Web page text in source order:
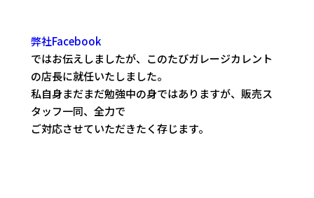
弊社Facebook
ではお伝えしましたが、このたびガレージカレント
の店長に就任いたしました。
私自身まだまだ勉強中の身ではありますが、販売ス
タッフ一同、全力で
ご対応させていただきたく存じます。